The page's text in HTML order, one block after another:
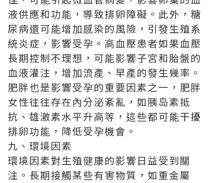
液供應和功能，導致排卵障礙。此外，糖
尿病還可能增加感染的風險，引發生殖系
統炎症，影響受孕。高血壓患者如果血壓
長期控制不理想，可能影響子宮和胎盤的
血液灌注，增加流產、早產的發生幾率。
肥胖也是影響受孕的重要因素之一，肥胖
女性往往存在內分泌紊亂，如胰岛素抵
抗、雄激素水平升高等，這些都可能干擾
排卵功能，降低受孕機會。
九、環境因素
環境因素對生殖健康的影響日益受到關
注。長期接觸某些有害物質，如重金屬